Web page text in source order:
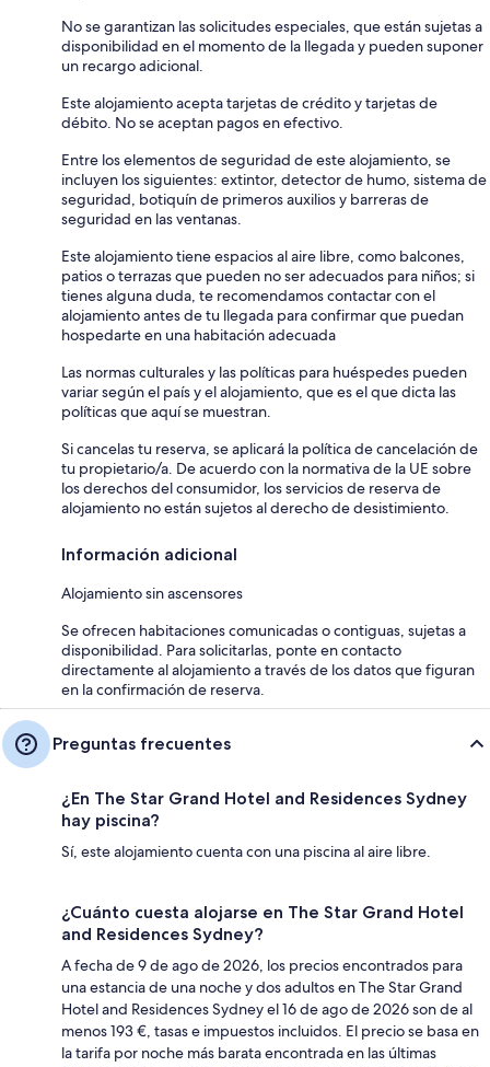
No se garantizan las solicitudes especiales, que están sujetas a
disponibilidad en el momento de la llegada y pueden suponer
un recargo adicional.
Este alojamiento acepta tarjetas de crédito y tarjetas de
débito. No se aceptan pagos en efectivo.
Entre los elementos de seguridad de este alojamiento, se
incluyen los siguientes: extintor, detector de humo, sistema de
seguridad, botiquín de primeros auxilios y barreras de
seguridad en las ventanas.
Este alojamiento tiene espacios al aire libre, como balcones,
patios o terrazas que pueden no ser adecuados para niños; si
tienes alguna duda, te recomendamos contactar con el
alojamiento antes de tu llegada para confirmar que puedan
hospedarte en una habitación adecuada
Las normas culturales y las políticas para huéspedes pueden
variar según el país y el alojamiento, que es el que dicta las
políticas que aquí se muestran.
Si cancelas tu reserva, se aplicará la política de cancelación de
tu propietario/a. De acuerdo con la normativa de la UE sobre
los derechos del consumidor, los servicios de reserva de
alojamiento no están sujetos al derecho de desistimiento.
Información adicional
Alojamiento sin ascensores
Se ofrecen habitaciones comunicadas o contiguas, sujetas a
disponibilidad. Para solicitarlas, ponte en contacto
directamente al alojamiento a través de los datos que figuran
en la confirmación de reserva.
Preguntas frecuentes
¿En The Star Grand Hotel and Residences Sydney
hay piscina?
Sí, este alojamiento cuenta con una piscina al aire libre.
¿Cuánto cuesta alojarse en The Star Grand Hotel
and Residences Sydney?
A fecha de 9 de ago de 2026, los precios encontrados para
una estancia de una noche y dos adultos en The Star Grand
Hotel and Residences Sydney el 16 de ago de 2026 son de al
menos 193 €, tasas e impuestos incluidos. El precio se basa en
la tarifa por noche más barata encontrada en las últimas